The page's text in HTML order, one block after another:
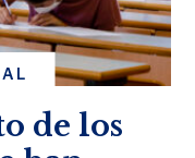
de los